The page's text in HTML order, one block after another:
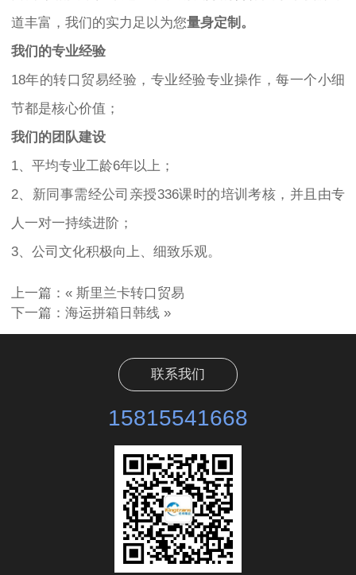
道丰富，我们的实力足以为您量身定制。
我们的专业经验
18年的转口贸易经验，专业经验专业操作，每一个小细
节都是核心价值；
我们的团队建设
1、平均专业工龄6年以上；
2、新同事需经公司亲授336课时的培训考核，并且由专
人一对一持续进阶；
3、公司文化积极向上、细致乐观。
上一篇：« 斯里兰卡转口贸易
下一篇： 海运拼箱日韩线 »
联系我们
15815541668